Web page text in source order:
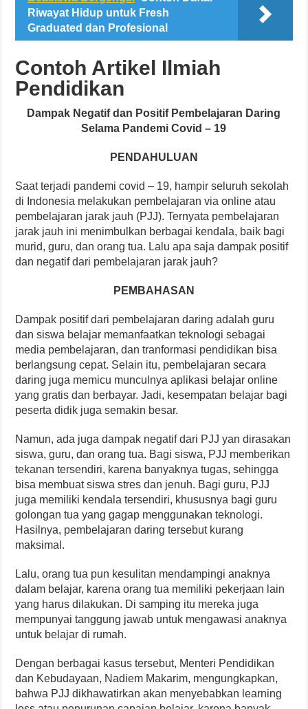
Riwayat Hidup untuk Fresh
Graduated dan Profesional
Contoh Artikel Ilmiah
Pendidikan
Dampak Negatif dan Positif Pembelajaran Daring
Selama Pandemi Covid – 19
PENDAHULUAN
Saat terjadi pandemi covid – 19, hampir seluruh sekolah
di Indonesia melakukan pembelajaran via online atau
pembelajaran jarak jauh (PJJ). Ternyata pembelajaran
jarak jauh ini menimbulkan berbagai kendala, baik bagi
murid, guru, dan orang tua. Lalu apa saja dampak positif
dan negatif dari pembelajaran jarak jauh?
PEMBAHASAN
Dampak positif dari pembelajaran daring adalah guru
dan siswa belajar memanfaatkan teknologi sebagai
media pembelajaran, dan tranformasi pendidikan bisa
berlangsung cepat. Selain itu, pembelajaran secara
daring juga memicu munculnya aplikasi belajar online
yang gratis dan berbayar. Jadi, kesempatan belajar bagi
peserta didik juga semakin besar.
Namun, ada juga dampak negatif dari PJJ yan dirasakan
siswa, guru, dan orang tua. Bagi siswa, PJJ memberikan
tekanan tersendiri, karena banyaknya tugas, sehingga
bisa membuat siswa stres dan jenuh. Bagi guru, PJJ
juga memiliki kendala tersendiri, khususnya bagi guru
golongan tua yang gagap menggunakan teknologi.
Hasilnya, pembelajaran daring tersebut kurang
maksimal.
Lalu, orang tua pun kesulitan mendampingi anaknya
dalam belajar, karena orang tua memiliki pekerjaan lain
yang harus dilakukan. Di samping itu mereka juga
mempunyai tanggung jawab untuk mengawasi anaknya
untuk belajar di rumah.
Dengan berbagai kasus tersebut, Menteri Pendidikan
dan Kebudayaan, Nadiem Makarim, mengungkapkan,
bahwa PJJ dikhawatirkan akan menyebabkan learning